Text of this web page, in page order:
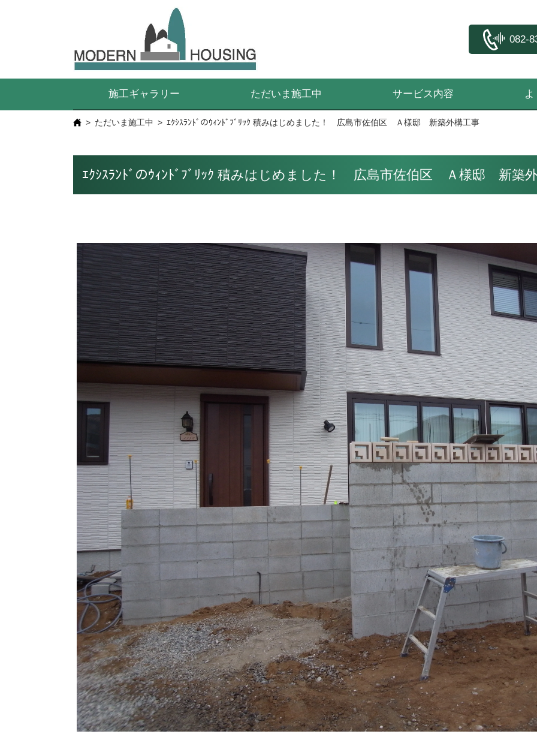
082-
施工ギャラリー ただいま施工中 サービス内容
ただいま施工中 ｴｸｼｽﾗﾝﾄﾞのｳｨﾝﾄﾞﾌﾞﾘｯｸ 積みはじめました！ 広島市佐伯区 Ａ様邸 新築外構工事
ｴｸｼｽﾗﾝﾄﾞのｳｨﾝﾄﾞﾌﾞﾘｯｸ 積みはじめました！ 広島市佐伯区 Ａ様邸 新築